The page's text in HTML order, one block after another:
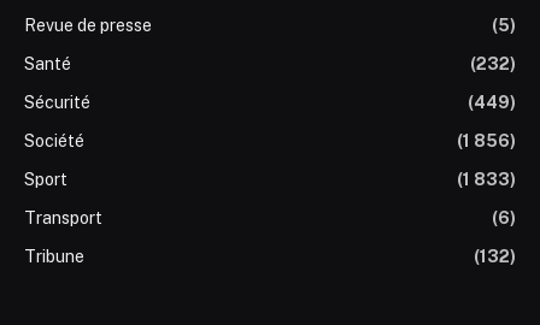
Revue de presse
(5)
Santé
(232)
Sécurité
(449)
Société
(1 856)
Sport
(1 833)
Transport
(6)
Tribune
(132)